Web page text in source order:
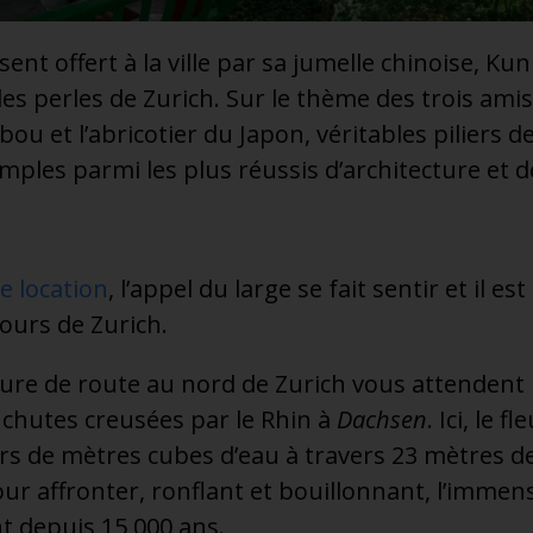
offert à la ville par sa jumelle chinoise,
perles de Zurich. Sur le thème des trois
et l’abricotier du Japon, véritables piliers
parmi les plus réussis d’architecture et
location, l’appel du large se fait sentir et il
de Zurich.
de route au nord de Zurich vous
creusées par le Rhin à Dachsen. Ici, le
de mètres cubes d’eau à travers 23 mètres
affronter, ronflant et bouillonnant,